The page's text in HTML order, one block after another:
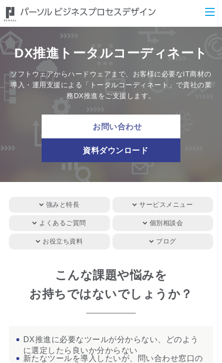
DX推進トータルコーディネート
ソフトウェアからハードウェアまで、お客様に必要なIT商材の
導入・運用支援による「トータルコーディネート」で貴社の業
務DX推進をご支援します。
お問い合わせ
資料ダウンロード
強みと特長 サービスメニュー
よくあるご質問 個別相談会
お役立ち資料 ブログ
こんな課題や悩みを
お持ちではないでしょうか？
DX推進に必要なツールが分からない、どのよう
に選定したら良いか分からない
新たなツールを導入したいが、問い合わせ窓口の